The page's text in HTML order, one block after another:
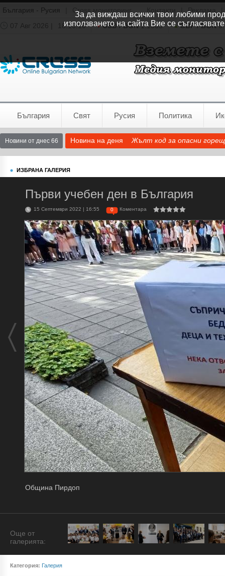
България - Русия Cross мониторинг Реклама
07 Авг 2026 |
18:16:10 USD / BGN1.1535 GBP / BGN
България Свят Русия Политика
Новини от днес 66 Новина на деня Жълт код за опасни
ИЗБРАНА ГАЛЕРИЯ
Първи учебен ден в България
15 Септември 2022 | 16:55 0 Коментара
Община Пирдоп
Още от
галерията:
Категория: Галерия
За да виждаш всички твои любими
използването на сайта Вие се